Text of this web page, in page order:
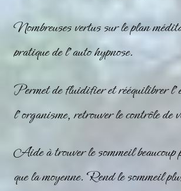
Nombreuses vertus sur le plan
pratique de l’auto hypnose.
Permet de fluidifier et rééquilibrer
l’organisme, retrouver le contrôle de
Aide à trouver le sommeil beaucoup
que la moyenne. Rend le sommeil